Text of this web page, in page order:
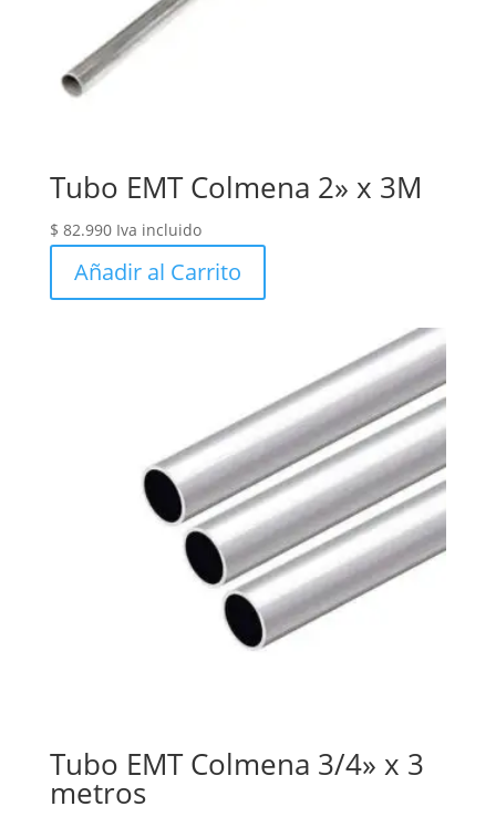
Tubo EMT Colmena 2» x 3M
$ 82.990 Iva incluido
Añadir al Carrito
Tubo EMT Colmena 3/4» x 3
metros